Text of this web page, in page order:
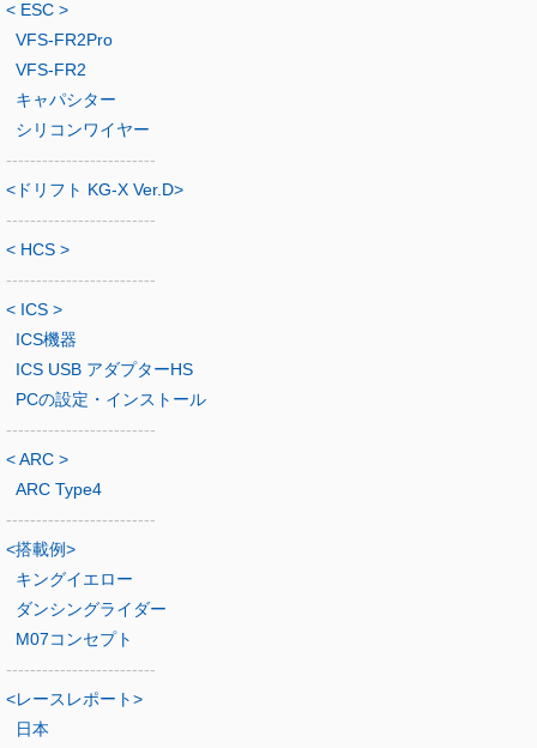
< ESC >
VFS-FR2Pro
VFS-FR2
キャパシター
シリコンワイヤー
-------------------------
<ドリフト KG-X Ver.D>
-------------------------
< HCS >
-------------------------
< ICS >
ICS機器
ICS USB アダプターHS
PCの設定・インストール
-------------------------
< ARC >
ARC Type4
-------------------------
<搭載例>
キングイエロー
ダンシングライダー
M07コンセプト
-------------------------
<レースレポート>
日本